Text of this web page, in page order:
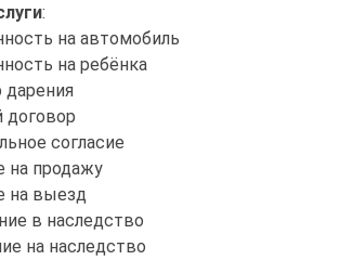
:
на автомобиль
на ребёнка
дарения
договор
согласие
на продажу
на выезд
в наследство
на наследство